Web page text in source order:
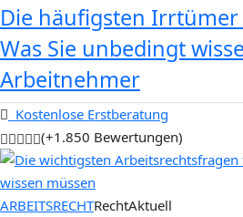
Die häufigsten
Was Sie unbedingt
Arbeitnehmer
Kostenlose Erstberatung
(+1.850 Bewertungen)
ARBEITSRECHTRechtAktuell